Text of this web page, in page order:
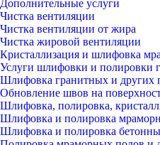
Дополнительные услуги
Чистка вентиляции
Чистка вентиляции от жира
Чистка жировой вентиляции
Кристаллизация и шлифовка
Услуги шлифовки и полировки
Шлифовка гранитных и других
Обновление швов на
Шлифовка, полировка,
Шлифовка и полировка
Шлифовка и полировка